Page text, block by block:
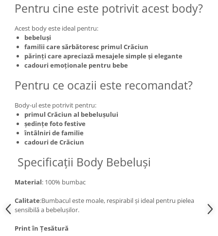
Pentru cine este potrivit acest body?
Acest body este ideal pentru:
bebeluși
familii care sărbătoresc primul Crăciun
părinți care apreciază mesajele simple și elegante
cadouri emoționale pentru bebe
Pentru ce ocazii este recomandat?
Body-ul este potrivit pentru:
primul Crăciun al bebelușului
ședințe foto festive
întâlniri de familie
cadouri de Crăciun
Specificații Body Bebeluși
Material: 100% bumbac
Calitate:Bumbacul este moale, respirabil și ideal pentru pielea
sensibilă a bebelușilor.
Print în Țesătură